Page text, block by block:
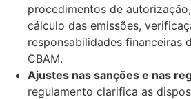
procedimentos de
cálculo das emissões,
responsabilidades financeiras
CBAM.
Ajustes nas sanções e nas
regulamento clarifica as